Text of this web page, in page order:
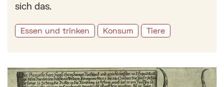
sich das.
Essen und trinken Konsum Tiere
Mehr zu: Fleisch in Wien vom Stall bis auf die Teller